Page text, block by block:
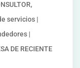
servicios |
|
DE RECIENTE